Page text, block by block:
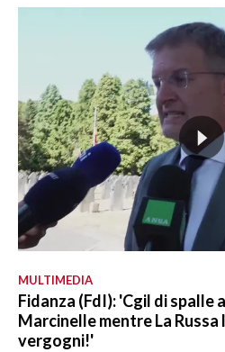
MULTIMEDIA
Fidanza (FdI): 'Cgil di spalle
Marcinelle mentre La
vergogni!'